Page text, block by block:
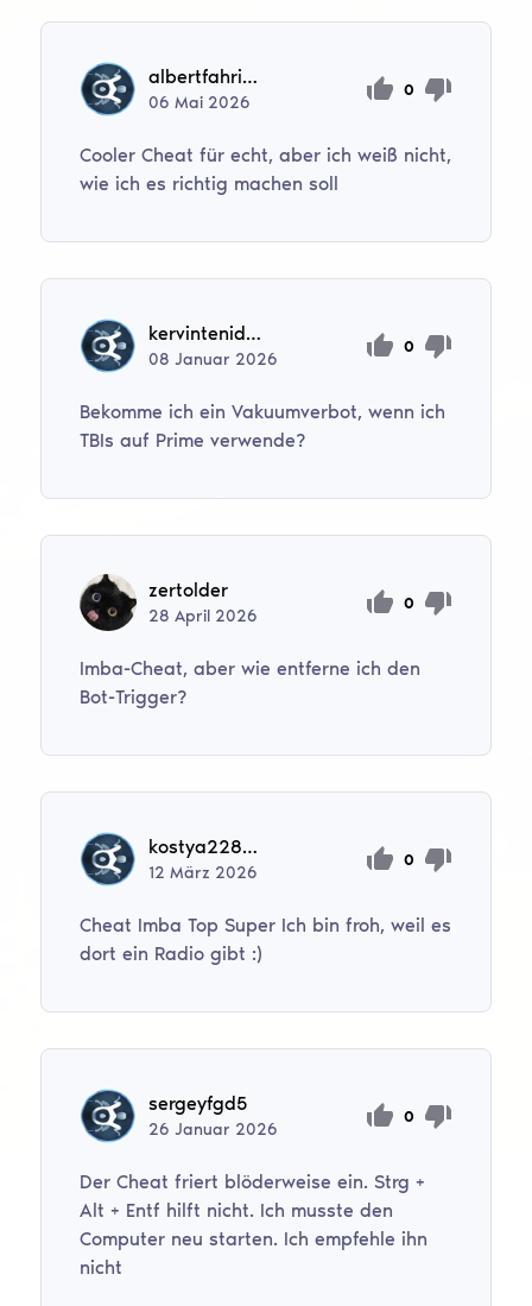
albertfahriev3103
06Mai 2026
0
Cooler Cheat für echt, aber ich weiß nicht,
wie ich es richtig machen soll
kervintenido17
08Januar 2026
0
Bekomme ich ein Vakuumverbot, wenn ich
TBIs auf Prime verwende?
zertolder
28April 2026
0
Imba-Cheat, aber wie entferne ich den
Bot-Trigger?
kostya228_336
12März 2026
0
Cheat Imba Top Super Ich bin froh, weil es
dort ein Radio gibt :)
sergeyfgd5
26Januar 2026
0
Der Cheat friert blöderweise ein. Strg +
Alt + Entf hilft nicht. Ich musste den
Computer neu starten. Ich empfehle ihn
nicht